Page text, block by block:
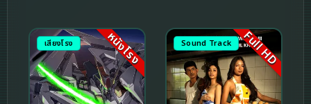
เสียงโรง หนังโรง Sound Track Full HD